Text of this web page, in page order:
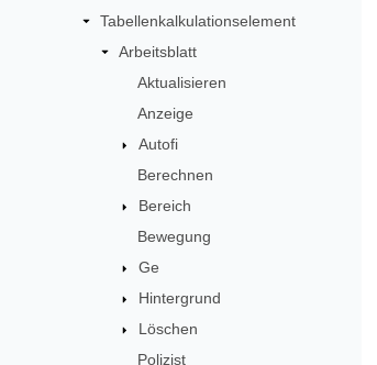
Tabellenkalkulationselement
Arbeitsblatt
Aktualisieren
Anzeige
Autofi
Berechnen
Bereich
Bewegung
Ge
Hintergrund
Löschen
Polizist